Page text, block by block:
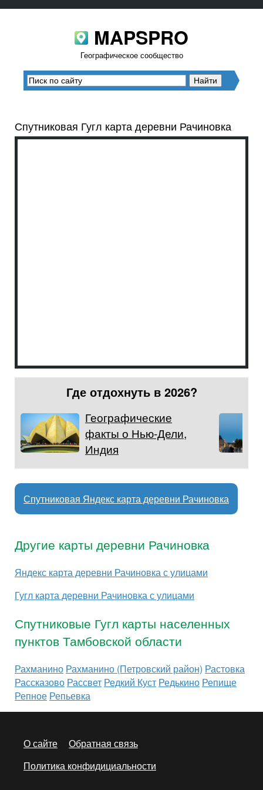
MAPSPRO
Географическое сообщество
Спутниковая Гугл карта деревни Рачиновка
Где отдохнуть в 2026?
Географические
факты о Нью-Дели,
Индия
Спутниковая Яндекс карта деревни Рачиновка
Другие карты деревни Рачиновка
Яндекс карта деревни Рачиновка с улицами
Гугл карта деревни Рачиновка с улицами
Спутниковые Гугл карты населенных
пунктов Тамбовской области
Рахманино Рахманино (Петровский район) Растовка
Рассказово Рассвет Редкий Куст Редькино Репище
Репное Репьевка
О сайте
Обратная связь
Политика конфидициальности